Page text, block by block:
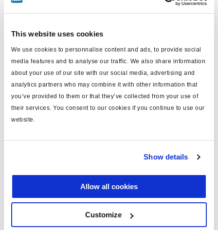
This website uses cookies
We use cookies to personnalise content and ads, to provide social
media features and to analyse our traffic. We also share information
about your use of our site with our social media, advertising and
analytics partners who may combine it with other information that
you’ve provided to them or that they’ve collected from your use of
their services. You consent to our cookies if you continue to use our
website.
Show details
Allow all cookies
Customize
Loggen Sie sich ein, um den Bestand zu sehen und zu
Technische Daten
Typ Kabel (mm)
für
1.5
Dokumente